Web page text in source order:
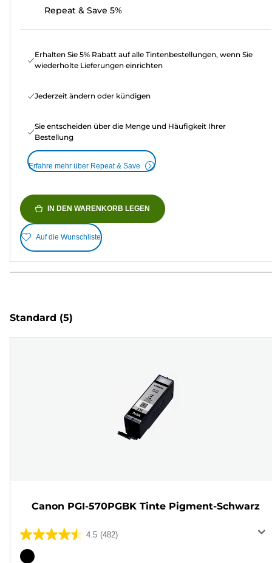
Repeat & Save 5%
Erhalten Sie 5% Rabatt auf alle Tintenbestellungen, wenn Sie
wiederholte Lieferungen einrichten
Jederzeit ändern oder kündigen
Sie entscheiden über die Menge und Häufigkeit Ihrer
Bestellung
Erfahre mehr über Repeat & Save
IN DEN WARENKORB LEGEN
Auf die Wunschliste
Standard (5)
Canon PGI-570PGBK Tinte Pigment-Schwarz
4.5 (482)
4.5
von
Farbpatrone